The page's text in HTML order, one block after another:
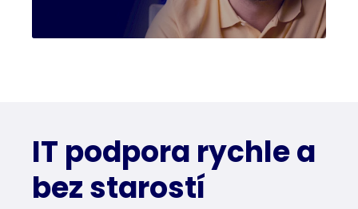
IT podpora rychle a
bez starostí